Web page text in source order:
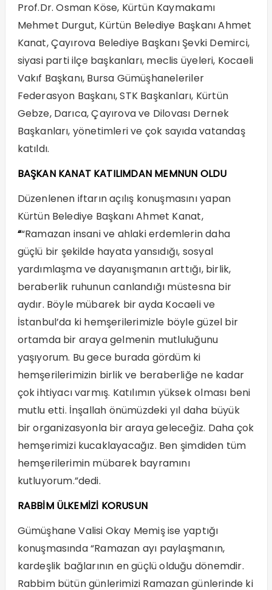
Prof.Dr. Osman Köse, Kürtün Kaymakamı
Mehmet Durgut, Kürtün Belediye Başkanı Ahmet
Kanat, Çayırova Belediye Başkanı Şevki Demirci,
siyasi parti ilçe başkanları, meclis üyeleri, Kocaeli
Vakıf Başkanı, Bursa Gümüşhaneleriler
Federasyon Başkanı, STK Başkanları, Kürtün
Gebze, Darıca, Çayırova ve Dilovası Dernek
Başkanları, yönetimleri ve çok sayıda vatandaş
katıldı.
BAŞKAN KANAT KATILIMDAN MEMNUN OLDU
Düzenlenen iftarın açılış konuşmasını yapan
Kürtün Belediye Başkanı Ahmet Kanat,
““Ramazan insani ve ahlaki erdemlerin daha
güçlü bir şekilde hayata yansıdığı, sosyal
yardımlaşma ve dayanışmanın arttığı, birlik,
beraberlik ruhunun canlandığı müstesna bir
aydır. Böyle mübarek bir ayda Kocaeli ve
İstanbul’da ki hemşerilerimizle böyle güzel bir
ortamda bir araya gelmenin mutluluğunu
yaşıyorum. Bu gece burada gördüm ki
hemşerilerimizin birlik ve beraberliğe ne kadar
çok ihtiyacı varmış. Katılımın yüksek olması beni
mutlu etti. İnşallah önümüzdeki yıl daha büyük
bir organizasyonla bir araya geleceğiz. Daha çok
hemşerimizi kucaklayacağız. Ben şimdiden tüm
hemşerilerimin mübarek bayramını
kutluyorum.”dedi.
RABBİM ÜLKEMİZİ KORUSUN
Gümüşhane Valisi Okay Memiş ise yaptığı
konuşmasında “Ramazan ayı paylaşmanın,
kardeşlik bağlarının en güçlü olduğu dönemdir.
Rabbim bütün günlerimizi Ramazan günlerinde ki